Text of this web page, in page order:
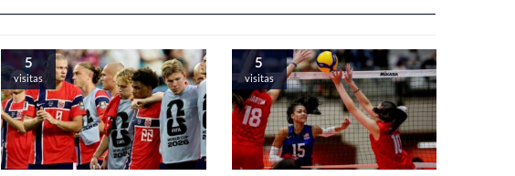
5
visitas
5
visitas